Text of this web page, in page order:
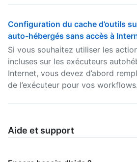
Configuration du cache d’outils
auto-hébergés sans accès à
Si vous souhaitez utiliser les
incluses sur les exécuteurs
Internet, vous devez d’abord
de l’exécuteur pour vos workflows.
Aide et support